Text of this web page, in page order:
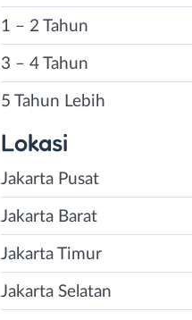
1 – 2 Tahun
3 – 4 Tahun
5 Tahun Lebih
Lokasi
Jakarta Pusat
Jakarta Barat
Jakarta Timur
Jakarta Selatan